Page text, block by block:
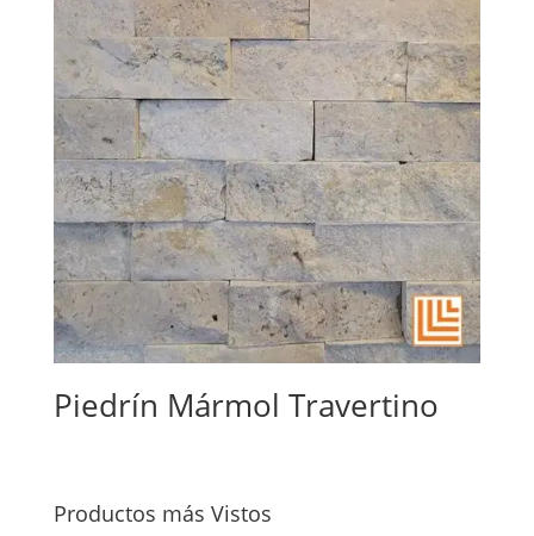
Piedrín Mármol Travertino
Productos más Vistos